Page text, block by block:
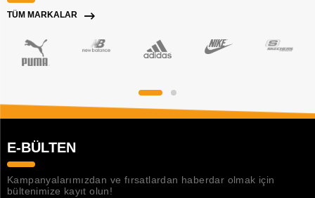
TÜM MARKALAR
E-BÜLTEN
Kampanyalarımızdan ve fırsatlardan haberdar olmak için
bültenimize kayıt olun!